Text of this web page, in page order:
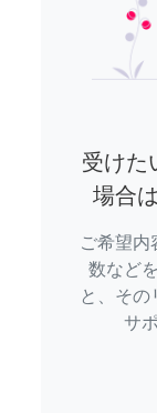
受けた
場合
ご希望内
数など
と、その
サ